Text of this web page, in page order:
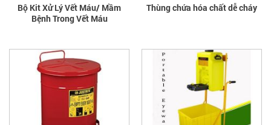
Bộ Kit Xử Lý Vết Máu/ Mầm
Bệnh Trong Vết Máu
Thùng chứa hóa chất dễ cháy